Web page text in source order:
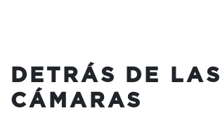
DETRÁS DE LAS
CÁMARAS